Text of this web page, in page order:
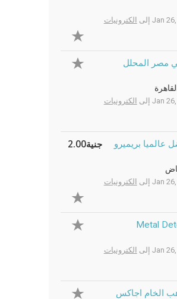
الكترونيات
مصر المحلل
الكترونيات
عالميا بريميرو
الكترونيات
جنية2.00
Metal
الكترونيات
الخام اجاكس